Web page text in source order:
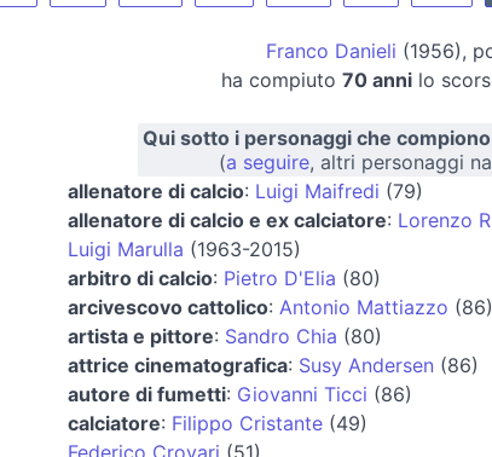
Franco Danieli (1956),
ha compiuto 70 annilo
Qui sotto i personaggi che
(a seguire, altri personaggi
allenatore di calcio: Luigi Maifredi (79)
allenatore di calcio e ex calciatore: Lorenzo
Luigi Marulla (1963-2015)
arbitro di calcio: Pietro D'Elia (80)
arcivescovo cattolico: Antonio Mattiazzo (86)
artista e pittore: Sandro Chia (80)
attrice cinematografica: Susy Andersen (86)
autore di fumetti: Giovanni Ticci (86)
calciatore: Filippo Cristante(49)
Federico Crovari (51)